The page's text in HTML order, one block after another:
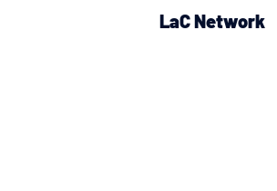
LaC Network